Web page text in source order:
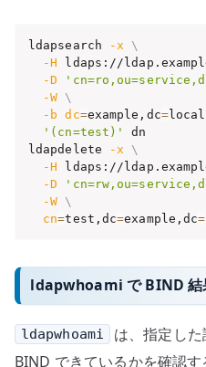
ldapsearch -x
\
-H ldaps://
-D
-W \
-b
dc=example,dc=local
'(cn=test)'
dn
ldapdelete
-x
\
-H ldaps://
-D
-W \
cn=test,dc=example,dc=
ldapwhoami で BIND 結
ldapwhoami
は、指定し
BIND できているかを確認す